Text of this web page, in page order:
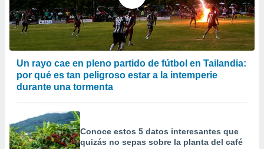
Un rayo cae en pleno partido de fútbol en Tailandia:
por qué es tan peligroso estar a la intemperie
durante una tormenta
Conoce estos 5 datos interesantes que
quizás no sepas sobre la planta del café